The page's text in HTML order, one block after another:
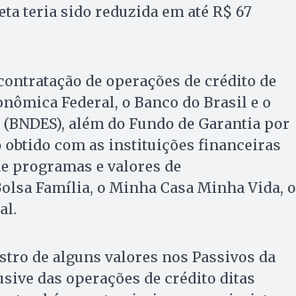
teria sido reduzida em até R$ 67
de operações de crédito de
Federal, o Banco do Brasil e o
além do Fundo de Garantia por
obtido com as instituições financeiras
programas e valores de
Família, o Minha Casa Minha Vida, o
de alguns valores nos Passivos da
das operações de crédito ditas